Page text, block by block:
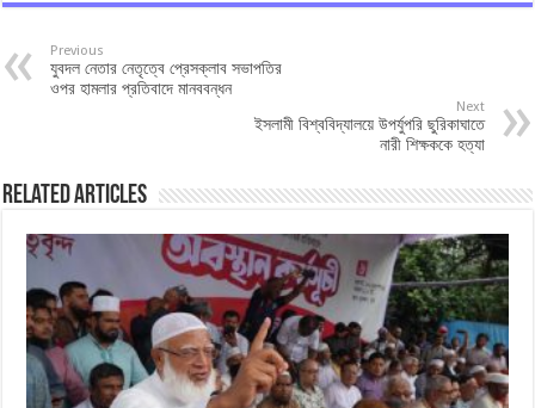
Previous
যুবদল নেতার নেতৃত্বে প্রেসক্লাব সভাপতির
ওপর হামলার প্রতিবাদে মানববন্ধন
Next
ইসলামী বিশ্ববিদ্যালয়ে উপর্যুপরি ছুরিকাঘাতে
নারী শিক্ষককে হত্যা
Related Articles